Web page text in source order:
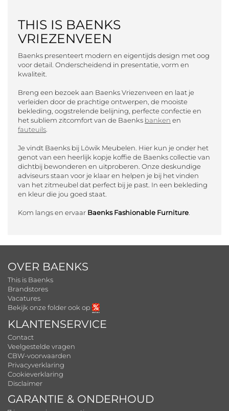
THIS IS BAENKS
VRIEZENVEEN
Baenks presenteert modern en eigentijds design met oog
voor detail. Onderscheidend in presentatie, vorm en
kwaliteit.
Breng een bezoek aan Baenks Vriezenveen en laat je
verleiden door de prachtige ontwerpen, de mooiste
bekleding, oogstrelende belijning, perfecte confectie en
het subliem zitcomfort van de Baenks banken en
fauteuils
Je vindt Baenks bij Löwik Meubelen. Hier kun je onder het
genot van een heerlijk kopje koffie de Baenks collectie van
dichtbij bewonderen en uitproberen. Onze deskundige
adviseurs staan voor je klaar en helpen je bij het vinden
van het zitmeubel dat perfect bij je past. In een bekleding
en kleur die jou goed staat.
Kom langs en ervaar Baenks Fashionable Furniture
OVER BAENKS
This is Baenks
Brandstores
Vacatures
Bekijk onze folder ook op
KLANTENSERVICE
Contact
Veelgestelde vragen
CBW-voorwaarden
Privacyverklaring
Cookieverklaring
Disclaimer
GARANTIE & ONDERHOUD